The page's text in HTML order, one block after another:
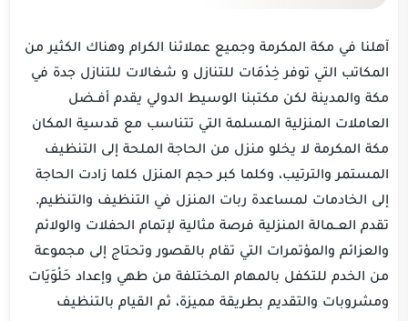
‏آهلنا في مكة المكرمة وجميع عملائنا الكرام وهناك الكثير من
المكاتب التي توفر خِدْمَات للتنازل و شغالات للتنازل جدة في
مكة والمدينة لكن مكتبنا الوسيط الدولي يقدم أفــضل
العاملات المنزلية المسلمة التي تتناسب مع قدسية المكان
مكة المكرمة لا يخلو منزل من الحاجة الملحة إلى التنظيف
المستمر والترتيب، وكلما كبر حجم المنزل كلما زادت الحاجة
إلى الخادمات لمساعدة ربات المنزل في التنظيف والتنظيم.
تقدم العــمالة المنزلية فرصة مثالية لإتمام الحفلات والولائم
والعزائم والمؤتمرات التي تقام بالقصور وتحتاج إلى مجموعة
من الخدم للتكفل بالمهام المختلفة من طهي وإعداد حَلْوَيَات
ومشروبات والتقديم بطريقة مميزة، ثم القيام بالتنظيف